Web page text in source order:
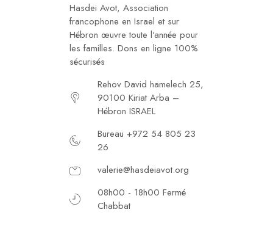
Hasdei Avot, Association
francophone en Israel et sur
Hébron œuvre toute l'année pour
les familles. Dons en ligne 100%
sécurisés
Rehov David hamelech 25,
90100 Kiriat Arba –
Hébron ISRAEL
Bureau +972 54 805 23
26
valerie@hasdeiavot.org
08h00 - 18h00 Fermé
Chabbat